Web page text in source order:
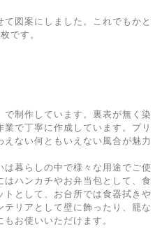
図案にしました。これでもかと
です。
制作しています。裏表が無く染
で丁寧に作成しています。プリ
ない何ともいえない風合が魅力
暮らしの中で様々な用途でご使
ハンカチやお弁当包として、食
として、お台所では食器拭きや
リアとして壁に飾ったり、籠な
お使いいただけます。